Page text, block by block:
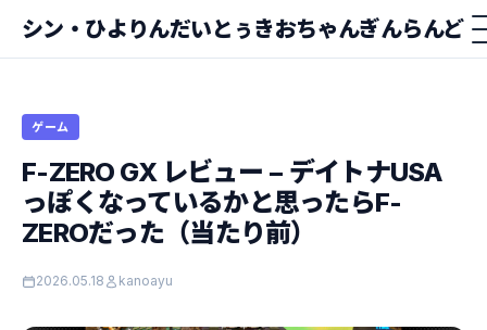
シン・ひよりんだいとぅきおちゃんぎんらんど
ゲーム
F-ZERO GX レビュー − デイトナUSA
っぽくなっているかと思ったらF-
ZEROだった（当たり前）
2026.05.18 kanoayu